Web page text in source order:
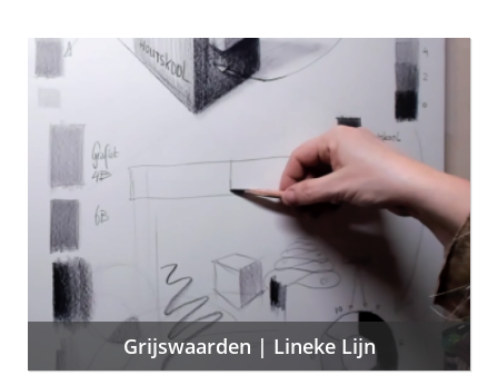
Grijswaarden | Lineke Lijn